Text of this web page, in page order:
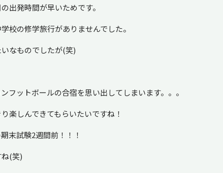
出発時間が早いためです。
校の修学旅行がありませんでした。
なものでしたが(笑)
フットボールの合宿を思い出してしまいます。。。
楽しんできてもらいたいですね！
末試験2週間前！！！
(笑)